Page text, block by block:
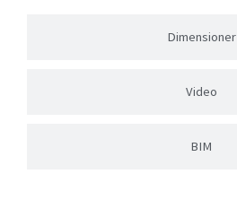
Dimensioner
Video
BIM